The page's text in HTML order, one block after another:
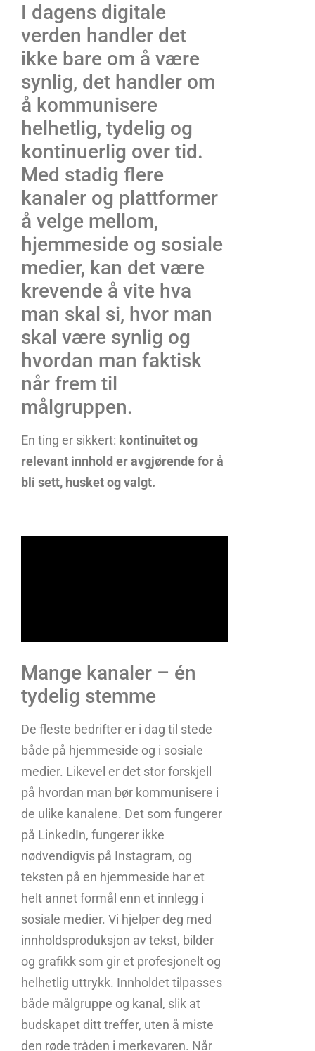
I dagens digitale
verden handler det
ikke bare om å være
synlig, det handler om
å kommunisere
helhetlig, tydelig og
kontinuerlig over tid.
Med stadig flere
kanaler og plattformer
å velge mellom,
hjemmeside og sosiale
medier, kan det være
krevende å vite hva
man skal si, hvor man
skal være synlig og
hvordan man faktisk
når frem til
målgruppen.
En ting er sikkert: kontinuitet og
relevant innhold er avgjørende for å
bli sett, husket og valgt.
Mange kanaler – én
tydelig stemme
De fleste bedrifter er i dag til stede
både på hjemmeside og i sosiale
medier. Likevel er det stor forskjell
på hvordan man bør kommunisere i
de ulike kanalene. Det som fungerer
på LinkedIn, fungerer ikke
nødvendigvis på Instagram, og
teksten på en hjemmeside har et
helt annet formål enn et innlegg i
sosiale medier. Vi hjelper deg med
innholdsproduksjon av tekst, bilder
og grafikk som gir et profesjonelt og
helhetlig uttrykk. Innholdet tilpasses
både målgruppe og kanal, slik at
budskapet ditt treffer, uten å miste
den røde tråden i merkevaren. Når